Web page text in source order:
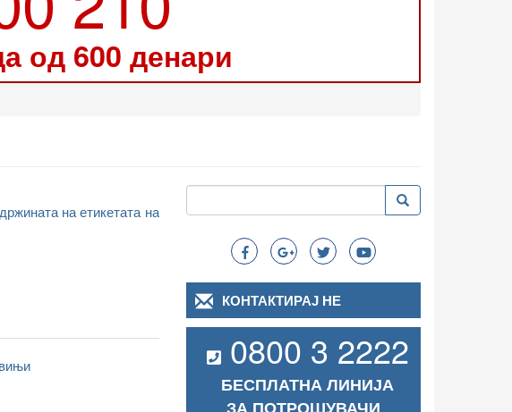
од 600 денари
на етикетата на
Search
Пребарување Пребарување
КОНТАКТИРАЈ НЕ
0800 3 2222
БЕСПЛАТНА ЛИНИЈА